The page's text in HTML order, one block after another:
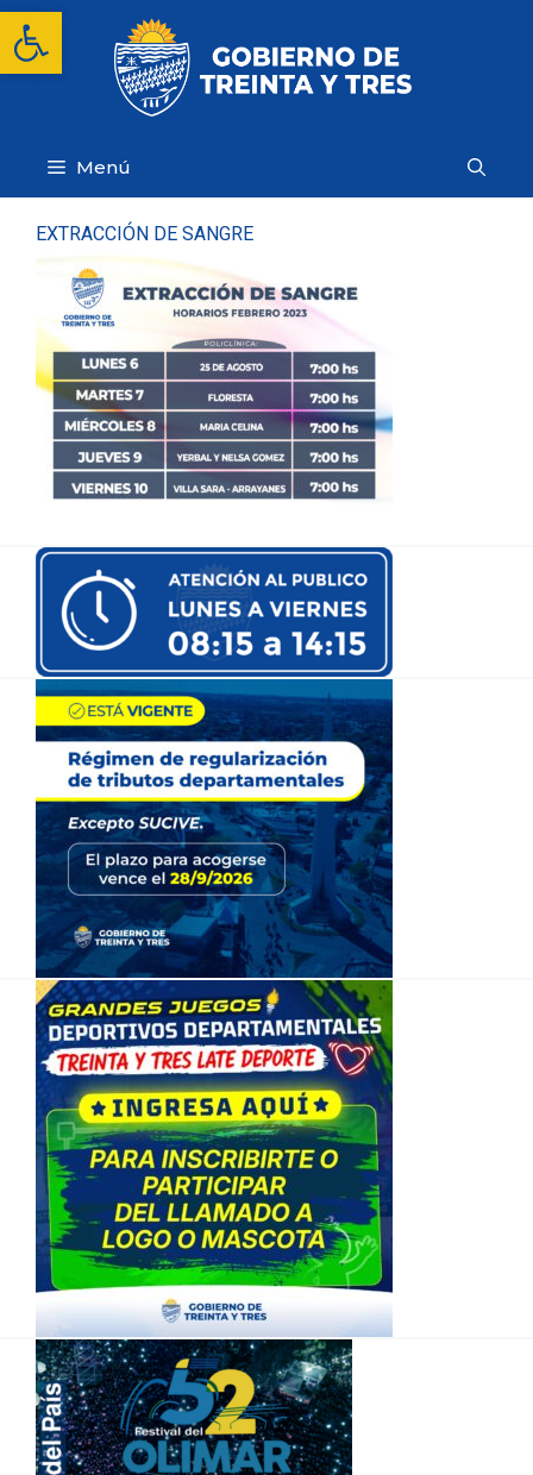
Abrir barra de herramientas
Saltar
contenido
Menú
EXTRACCIÓN DE SANGRE